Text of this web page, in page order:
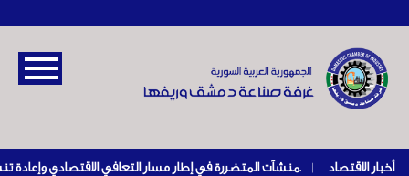
أخبار الاقتصاد |